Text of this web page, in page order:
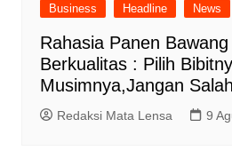
Business Headline News
Rahasia Panen
Berkualitas : Pilih
Musimnya,Jangan
Redaksi Mata Lensa 9